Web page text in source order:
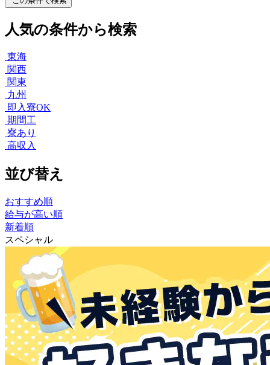
人気の条件から検索
東海
関西
関東
九州
即入寮OK
期間工
寮あり
高収入
並び替え
おすすめ順
給与が高い順
新着順
スペシャル